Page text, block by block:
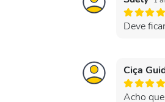
Deve
Ciça
Acho